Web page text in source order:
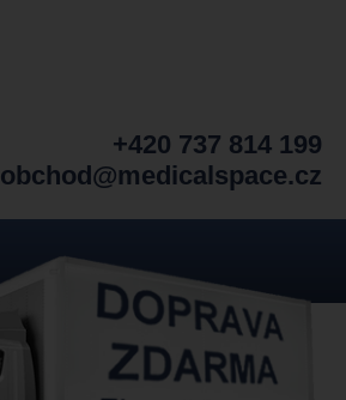
+420 737 814 199
obchod@medicalspace.cz